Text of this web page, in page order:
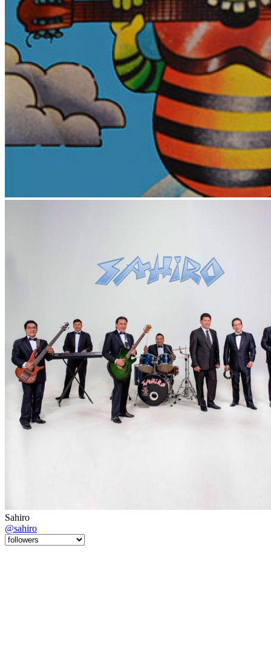
Sahiro
@sahiro